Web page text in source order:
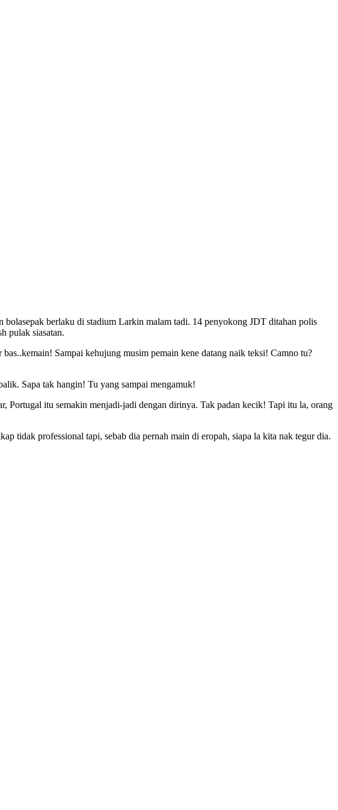
bolasepak berlaku di stadium Larkin malam tadi. 14 penyokong JDT ditahan polis
pulak siasatan.
Sampai kehujung musim pemain kene datang naik teksi! Camno tu?
Sapa tak hangin! Tu yang sampai mengamuk!
Portugal itu semakin menjadi-jadi dengan dirinya. Tak padan kecik! Tapi itu la, orang
tidak professional tapi, sebab dia pernah main di eropah, siapa la kita nak tegur dia.